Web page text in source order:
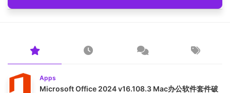
Apps
Microsoft Office 2024 v16.108.3 Mac办公软件套件破